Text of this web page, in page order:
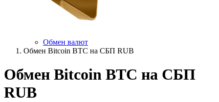
Обмен валют
Обмен Bitcoin BTC на СБП RUB
Обмен Bitcoin BTC на СБП
RUB